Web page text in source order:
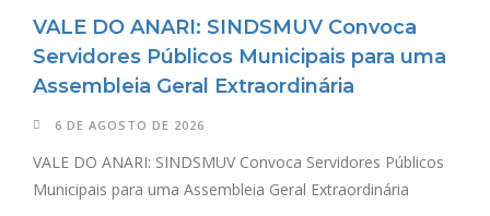
VALE DO ANARI: SINDSMUV Convoca
Servidores Públicos Municipais para uma
Assembleia Geral Extraordinária
6 DE AGOSTO DE 2026
VALE DO ANARI: SINDSMUV Convoca Servidores Públicos
Municipais para uma Assembleia Geral Extraordinária